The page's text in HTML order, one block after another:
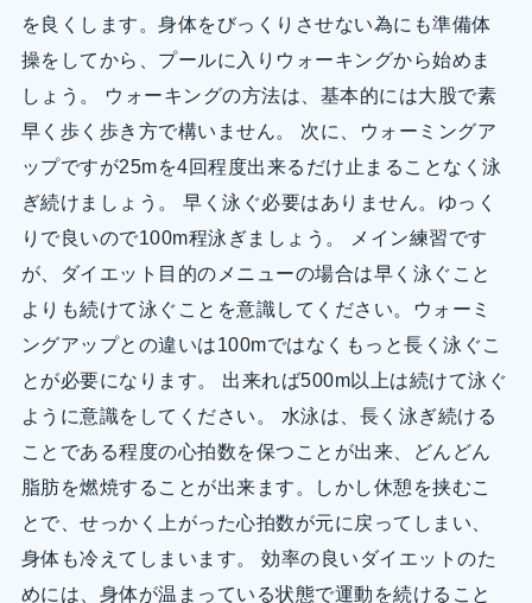
を良くします。身体をびっくりさせない為にも準備体
操をしてから、プールに入りウォーキングから始めま
しょう。 ウォーキングの方法は、基本的には大股で素
早く歩く歩き方で構いません。 次に、ウォーミングア
ップですが25mを4回程度出来るだけ止まることなく泳
ぎ続けましょう。 早く泳ぐ必要はありません。ゆっく
りで良いので100m程泳ぎましょう。 メイン練習です
が、ダイエット目的のメニューの場合は早く泳ぐこと
よりも続けて泳ぐことを意識してください。ウォーミ
ングアップとの違いは100mではなくもっと長く泳ぐこ
とが必要になります。 出来れば500m以上は続けて泳ぐ
ように意識をしてください。 水泳は、長く泳ぎ続ける
ことである程度の心拍数を保つことが出来、どんどん
脂肪を燃焼することが出来ます。しかし休憩を挟むこ
とで、せっかく上がった心拍数が元に戻ってしまい、
身体も冷えてしまいます。 効率の良いダイエットのた
めには、身体が温まっている状態で運動を続けること